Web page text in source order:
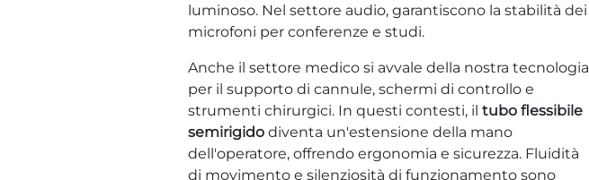
luminoso. Nel settore audio, garantiscono la stabilità dei
microfoni per conferenze e studi.
Anche il settore medico si avvale della nostra tecnologia
per il supporto di cannule, schermi di controllo e
strumenti chirurgici. In questi contesti, il tubo flessibile
semirigido diventa un'estensione della mano
dell'operatore, offrendo ergonomia e sicurezza. Fluidità
di movimento e silenziosità di funzionamento sono